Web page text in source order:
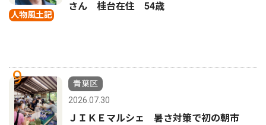
人物風土記
さん 桂台在住 54歳
9
青葉区
2026.07.30
ＪＩＫＥマルシェ 暑さ対策で初の朝市